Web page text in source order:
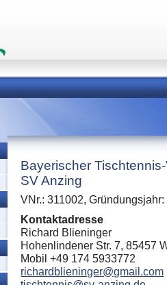
Bayerischer
SV Anzing
VNr.: 311002,
Kontaktadresse
Richard Blieninger
Hohenlindener Str. 7, 85457
Mobil +49 174 5933772
richardblieninger@gmail.com